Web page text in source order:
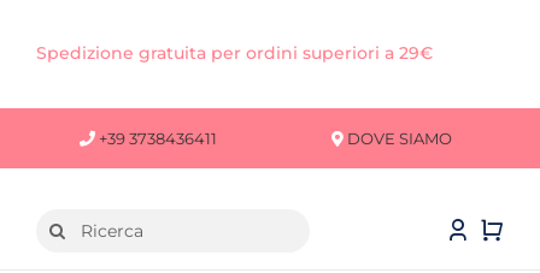
Spedizione gratuita per ordini superiori a 29€
+39 3738436411 DOVE SIAMO
Cerca